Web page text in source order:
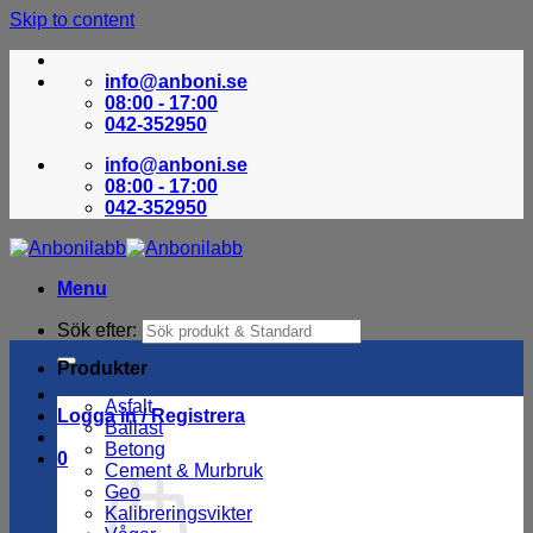
Skip to content
info@anboni.se
08:00 - 17:00
042-352950
info@anboni.se
08:00 - 17:00
042-352950
Menu
Sök efter:
Logga in / Registrera
0
Produkter
Asfalt
Ballast
Betong
Cement & Murbruk
Geo
Kalibreringsvikter